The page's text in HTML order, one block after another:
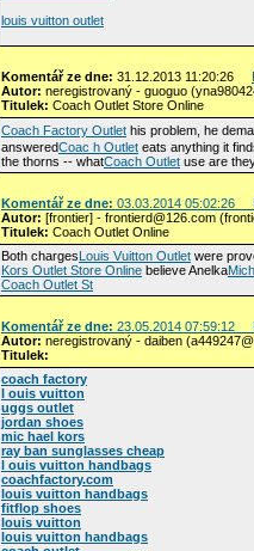
louis vuitton outlet
Komentář ze dne: 31.12.2013 11:20:26
Autor: neregistrovaný - guoguo
Titulek: Coach Outlet Store Online
Coach Factory Outlet his problem, he
answeredCoac h Outlet eats anything it
the thorns -- whatCoach Outlet use are
Komentář ze dne: 03.03.2014 05:02:26
Autor: [frontier] - frontierd@126.com
Titulek: Coach Outlet Online
Both chargesLouis Vuitton Outlet were
Kors Outlet Store Online believe Anelka
Coach Outlet St
Komentář ze dne: 23.05.2014 07:59:12
Autor: neregistrovaný - daiben
Titulek:
coach factory
l ouis vuitton
uggs outlet
jordan shoes
mic hael kors
ray ban sunglasses cheap
l ouis vuitton handbags
coachfactory.com
louis vuitton handbags
fitflop shoes
louis vuitton
louis vuitton handbags